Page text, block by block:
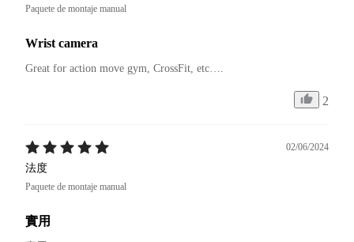
Paquete de montaje manual
Wrist camera
Great for action move gym, CrossFit, etc….
2
02/06/2024
法度
Paquete de montaje manual
實用